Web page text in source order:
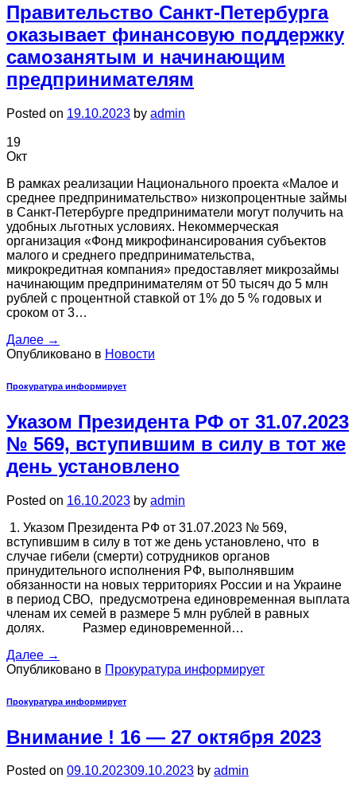
Правительство Санкт-Петербурга
оказывает финансовую поддержку
самозанятым и начинающим
предпринимателям
Posted on 19.10.2023 by admin
19
Окт
В рамках реализации Национального проекта «Малое и
среднее предпринимательство» низкопроцентные займы
в Санкт-Петербурге предприниматели могут получить на
удобных льготных условиях. Некоммерческая
организация «Фонд микрофинансирования субъектов
малого и среднего предпринимательства,
микрокредитная компания» предоставляет микрозаймы
начинающим предпринимателям от 50 тысяч до 5 млн
рублей с процентной ставкой от 1% до 5 % годовых и
сроком от 3…
Далее →
Опубликовано в Новости
Прокуратура информирует
Указом Президента РФ от 31.07.2023
№ 569, вступившим в силу в тот же
день установлено
Posted on 16.10.2023 by admin
1. Указом Президента РФ от 31.07.2023 № 569,
вступившим в силу в тот же день установлено, что в
случае гибели (смерти) сотрудников органов
принудительного исполнения РФ, выполнявшим
обязанности на новых территориях России и на Украине
в период СВО, предусмотрена единовременная выплата
членам их семей в размере 5 млн рублей в равных
долях. Размер единовременной…
Далее →
Опубликовано в Прокуратура информирует
Прокуратура информирует
Внимание ! 16 — 27 октября 2023
Posted on 09.10.202309.10.2023 by admin